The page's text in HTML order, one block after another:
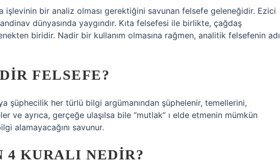
işlevinin bir analiz olması gerektiğini savunan felsefe geleneğidir. Ezici
dünyasında yaygındır. Kıta felsefesi ile birlikte, çağdaş
biridir. Nadir bir kullanım olmasına rağmen, analitik felsefenin adı
FELSEFE?
şüphecilik her türlü bilgi argümanından şüphelenir, temellerini,
ve ayrıca, gerçeğe ulaşılsa bile “mutlak” ı elde etmenin mümkün
alamayacağını savunur.
4 KURALI NEDIR?